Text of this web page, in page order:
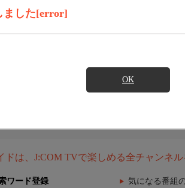
ました[error]
OK
ドは、J:COM TVで楽しめる全チャンネ
ワード登録 気になる番組